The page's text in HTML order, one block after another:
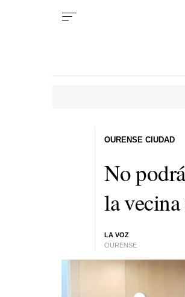
No
la
LA VOZ
OURENSE
OURENSE CIUDAD